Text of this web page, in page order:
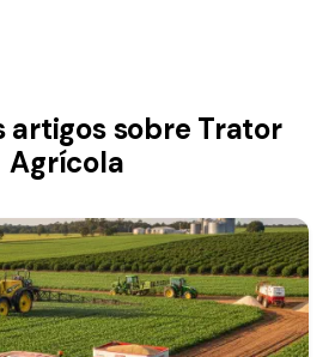
artigos sobre Trator
Agrícola